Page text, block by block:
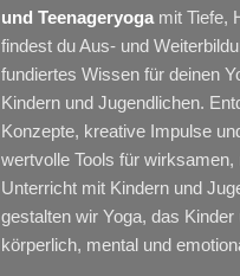
und Teenageryogamit Tiefe,
findest du Aus- und
fundiertes Wissen für deinen
Kindern und Jugendlichen.
Konzepte, kreative Impulse
wertvolle Tools für wirksamen,
Unterricht mit Kindern und
gestalten wir Yoga, das Kinder
körperlich, mental und